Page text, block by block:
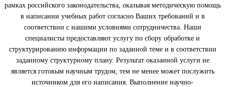
рамках российского законодательства, оказывая методическую помощь
в написании учебных работ согласно Ваших требований и в
соответствии с нашими условиями сотрудничества. Наши
специалисты предоставляют услугу по сбору обработке и
структурированию информации по заданной теме и в соответствии
заданному структурному плану. Результат оказанной услуги не
является готовым научным трудом, тем не менее может послужить
источником для его написания. Выполнение научно-